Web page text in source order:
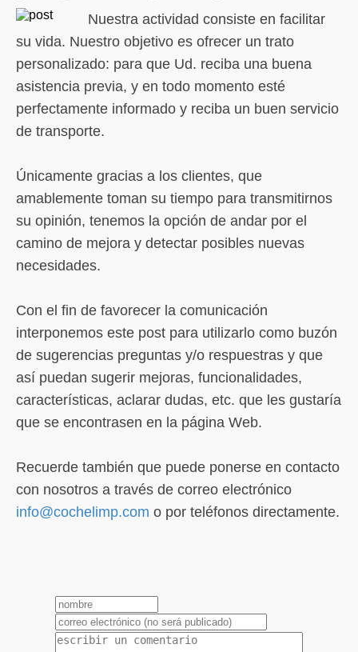
Nuestra actividad consiste en facilitar
su vida. Nuestro objetivo es ofrecer un trato
personalizado: para que Ud. reciba una buena
asistencia previa, y en todo momento esté
perfectamente informado y reciba un buen servicio
de transporte.
Únicamente gracias a los clientes, que
amablemente toman su tiempo para transmitirnos
su opinión, tenemos la opción de andar por el
camino de mejora y detectar posibles nuevas
necesidades.
Con el fin de favorecer la comunicación
interponemos este post para utilizarlo como buzón
de sugerencias preguntas y/o respuestras y que
así puedan sugerir mejoras, funcionalidades,
características, aclarar dudas, etc. que les gustaría
que se encontrasen en la página Web.
Recuerde también que puede ponerse en contacto
con nosotros a través de correo electrónico
info@cochelimp.com o por teléfonos directamente.
2
1